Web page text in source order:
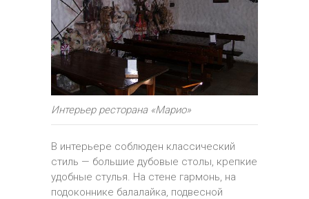
Интерьер ресторана «Марио»
В интерьере соблюден классический
стиль — большие дубовые столы, крепкие
удобные стулья. На стене гармонь, на
подоконнике балалайка, подвесной